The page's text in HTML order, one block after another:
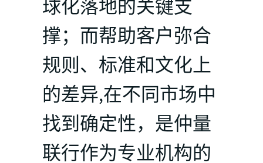
球化落地的关键支
撑；而帮助客户弥合
规则、标准和文化上
的差异,在不同市场中
找到确定性，是仲量
联行作为专业机构的